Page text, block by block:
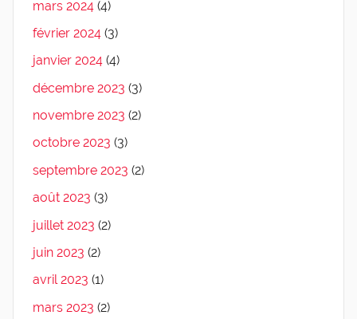
mars 2024 (4)
février 2024 (3)
janvier 2024 (4)
décembre 2023 (3)
novembre 2023 (2)
octobre 2023 (3)
septembre 2023 (2)
août 2023 (3)
juillet 2023 (2)
juin 2023 (2)
avril 2023 (1)
mars 2023 (2)